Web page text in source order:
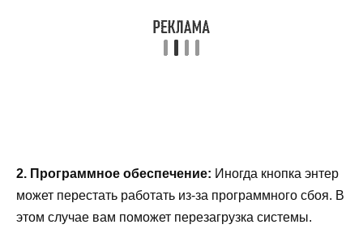
2. Программное обеспечение: Иногда кнопка энтер
может перестать работать из-за программного сбоя. В
этом случае вам поможет перезагрузка системы.